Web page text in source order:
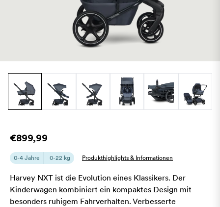
€899,99
0-4 Jahre 0-22 kg Produkthighlights & Informationen
Harvey NXT ist die Evolution eines Klassikers. Der
Kinderwagen kombiniert ein kompaktes Design mit
besonders ruhigem Fahrverhalten. Verbesserte